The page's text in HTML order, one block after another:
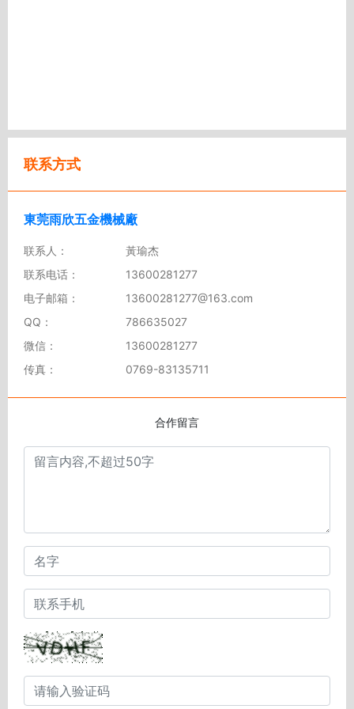
联系方式
東莞雨欣五金機械廠
联系人：
黃瑜杰
联系电话：
13600281277
电子邮箱：
13600281277@163.com
QQ：
786635027
微信：
13600281277
传真：
0769-83135711
合作留言